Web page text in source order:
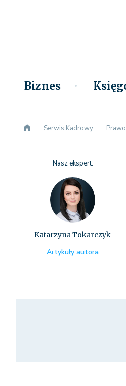
Biznes
Serwis Kadrowy
Nasz ekspert:
Katarzyna Tokarczyk
Artykuły autora